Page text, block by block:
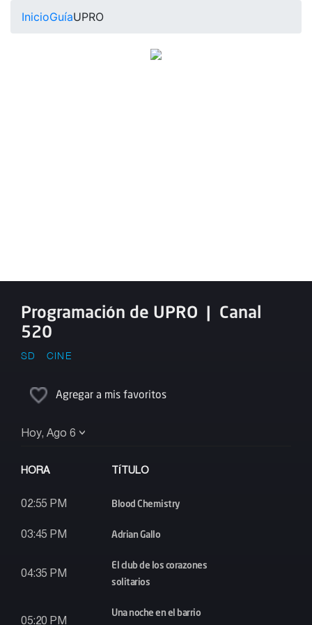
InicioGuíaUPRO
Programación de UPRO | Canal
520
SD CINE
Agregar a mis favoritos
Hoy, Ago 6
HORA TÍTULO
02:55 PM Blood Chemistry
03:45 PM Adrian Gallo
04:35 PM
El club de los corazones
solitarios
05:20 PM
Una noche en el barrio